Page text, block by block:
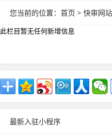
您当前的位置： 首页 > 快审网站
此栏目暂无任何新增信息
最新入驻小程序